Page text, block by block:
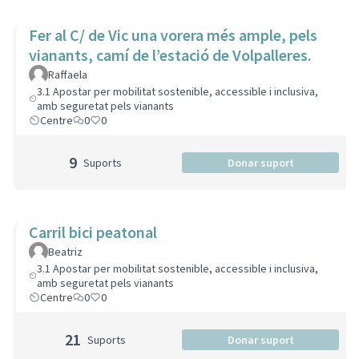
Fer al C/ de Vic una vorera més ample, pels
vianants, camí de l’estació de Volpalleres.
Raffaela
3.1 Apostar per mobilitat sostenible, accessible i inclusiva,
amb seguretat pels vianants
Centre
0 0
9 Suports Donar suport
Carril bici peatonal
Beatriz
3.1 Apostar per mobilitat sostenible, accessible i inclusiva,
amb seguretat pels vianants
Centre
0 0
21 Suports Donar suport